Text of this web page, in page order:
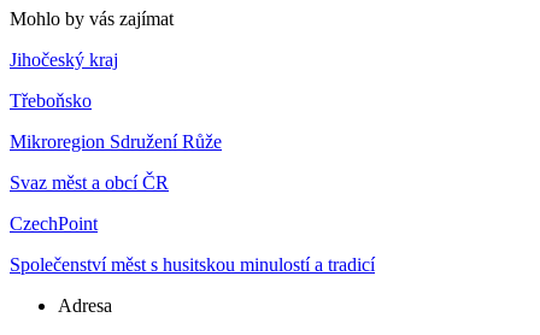
Mohlo by vás zajímat
Jihočeský kraj
Třeboňsko
Mikroregion Sdružení Růže
Svaz měst a obcí ČR
CzechPoint
Společenství měst s husitskou minulostí a tradicí
Adresa